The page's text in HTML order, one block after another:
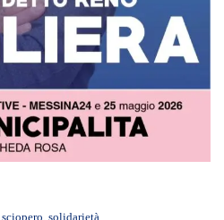
sciopero, solidarietà